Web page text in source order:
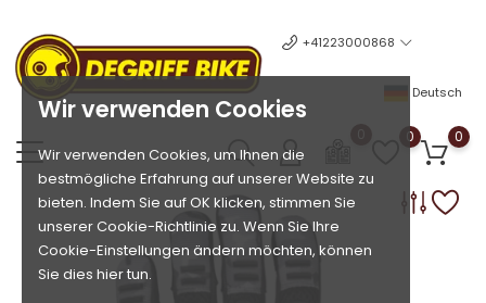
Wir verwenden Cookies
Wir verwenden Cookies, um Ihnen die
bestmögliche Erfahrung auf unserer Website zu
bieten. Indem Sie auf OK klicken, stimmen Sie
unserer Cookie-Richtlinie zu. Wenn Sie Ihre
Cookie-Einstellungen ändern möchten, können
Sie dies hier tun.
+41223000868
Deutsch
0 0